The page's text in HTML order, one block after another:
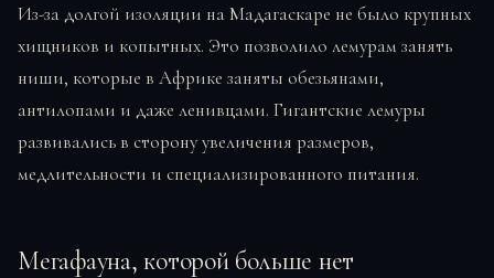
Из-за долгой изоляции на Мадагаскаре не было крупных
хищников и копытных. Это позволило лемурам занять
ниши, которые в Африке заняты обезьянами,
антилопами и даже ленивцами. Гигантские лемуры
развивались в сторону увеличения размеров,
медлительности и специализированного питания.
Мегафауна, которой больше нет